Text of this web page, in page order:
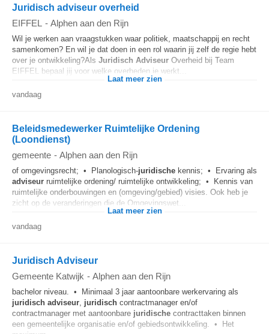
Juridisch adviseur overheid
EIFFEL - Alphen aan den Rijn
Wil je werken aan vraagstukken waar politiek, maatschappij en recht
samenkomen? En wil je dat doen in een rol waarin jij zelf de regie hebt
over je ontwikkeling?Als Juridisch Adviseur Overheid bij Team
EIFFEL bepaal jij voor welke overheden je werkt...
Laat meer zien
vandaag
Beleidsmedewerker Ruimtelijke Ordening
(Loondienst)
gemeente - Alphen aan den Rijn
of omgevingsrecht; • Planologisch-juridische kennis; • Ervaring als
adviseur ruimtelijke ordening/ ruimtelijke ontwikkeling; • Kennis van
ruimtelijke onderbouwingen en (omgeving/gebied) visies. Ook heb je
zicht op de veranderingen die de Omgevingswet...
Laat meer zien
vandaag
Juridisch Adviseur
Gemeente Katwijk - Alphen aan den Rijn
bachelor niveau. • Minimaal 3 jaar aantoonbare werkervaring als
juridisch adviseur, juridisch contractmanager en/of
contractmanager met aantoonbare juridische contracttaken binnen
een gemeentelijke organisatie en/of gebiedsontwikkeling. • Het